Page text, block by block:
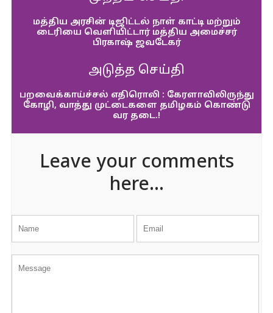
மத்திய அரசின் டிஜிட்டல் நாள் காட்டி மற்றும்
டைரியை வெளியிட்டார் மத்திய அமைச்சர்
பிரகாஷ் ஜவடேகர்
அடுத்த செய்தி
பறவைக்காய்ச்சல் எதிரொலி : கேரளாவிலிருந்து
கோழி, வாத்து முட்டைகளை தமிழகம் கொண்டு
வர தடை.!
Leave your comments
here...